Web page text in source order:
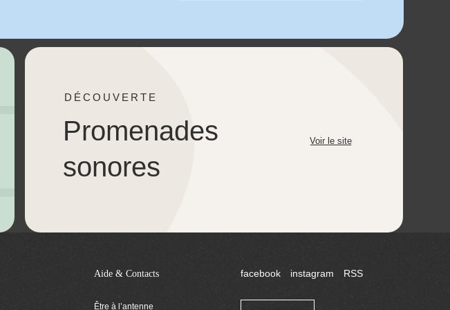
DÉCOUVERTE
Promenades
sonores
Voir le site
Aide & Contacts
Être à l’antenne
facebook instagram RSS